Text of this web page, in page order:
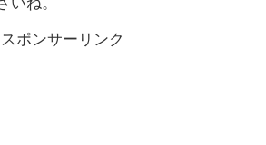
いね。
スポンサーリンク